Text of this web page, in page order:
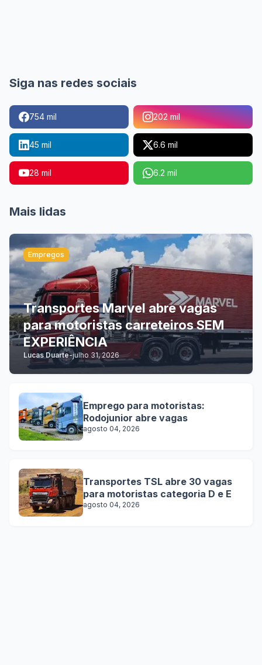
Siga nas redes sociais
754 mil 202 mil
45 mil 6.6 mil
28 mil 6.2 mil
Mais lidas
Empregos
Transportes Marvel abre vagas
para motoristas carreteiros SEM
EXPERIÊNCIA
Lucas Duarte-julho 31, 2026
Emprego para motoristas:
Rodojunior abre vagas
agosto 04, 2026
Transportes TSL abre 30 vagas
para motoristas categoria D e E
agosto 04, 2026